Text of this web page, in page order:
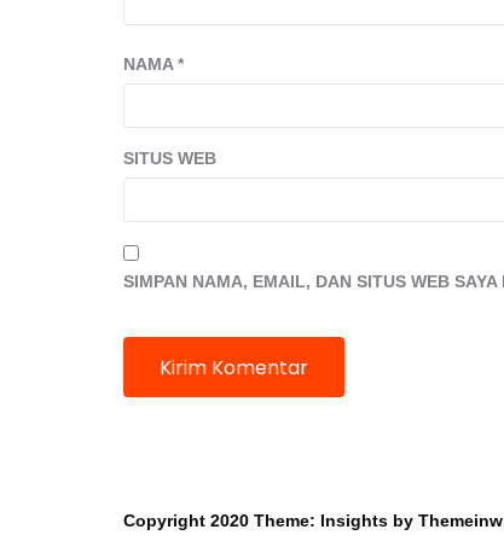
NAMA*
SITUS WEB
SIMPAN NAMA, EMAIL, DAN SITUS WEB
Copyright 2020 Theme: Insights by
Berharga Hilang di Hotel